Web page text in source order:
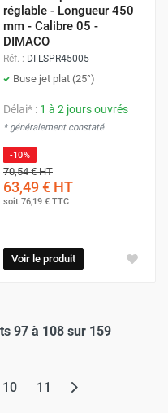
réglable - Longueur 450
mm - Calibre 05 -
DIMACO
Réf. : DI LSPR45005
Buse jet plat (25°)
Délai* : 1 à 2 jours ouvrés
* généralement constaté
-10%
70,54 €HT
63,49 € HT
soit 76,19 € TTC
Voir le produit
97 à 108 sur 159
actuelle)
10 11